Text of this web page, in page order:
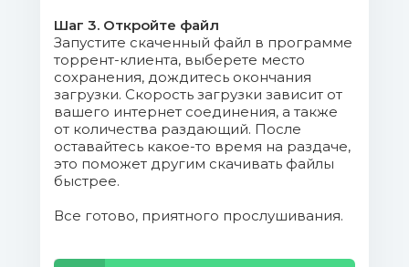
Caribbean.mp3 (7.02 Mb)
010. Elan Catrin Parry, Jon Cohen,
Phil Da Costa - Coulais_ See Upon Your
Path.mp3 (5.62 Mb)
011. Lindsey Stirling - The
Arena.mp3 (9 Mb)
012. Ludovico Einaudi - Fly.mp3
Шаг 3. Откройте файл
Запустите скаченный файл в программе
торрент-клиента, выберете место
сохранения, дождитесь окончания
загрузки. Скорость загрузки зависит от
вашего интернет соединения, а также
от количества раздающий. После
оставайтесь какое-то время на раздаче,
это поможет другим скачивать файлы
быстрее.
Все готово, приятного прослушивания.